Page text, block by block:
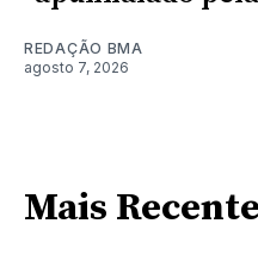
REDAÇÃO BMA
agosto 7, 2026
Mais